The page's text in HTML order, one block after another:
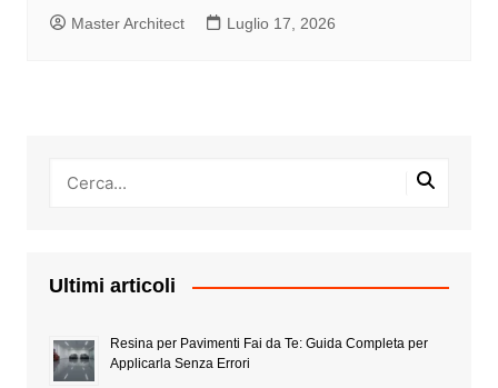
Master Architect Luglio 17, 2026
Ultimi articoli
Resina per Pavimenti Fai da Te: Guida Completa per
Applicarla Senza Errori